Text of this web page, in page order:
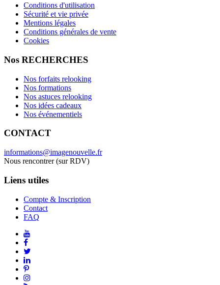
Conditions d'utilisation
Sécurité et vie privée
Mentions légales
Conditions générales de vente
Cookies
Nos RECHERCHES
Nos forfaits relooking
Nos formations
Nos astuces relooking
Nos idées cadeaux
Nos événementiels
CONTACT
informations@imagenouvelle.fr
Nous rencontrer (sur RDV)
Liens utiles
Compte & Inscription
Contact
FAQ